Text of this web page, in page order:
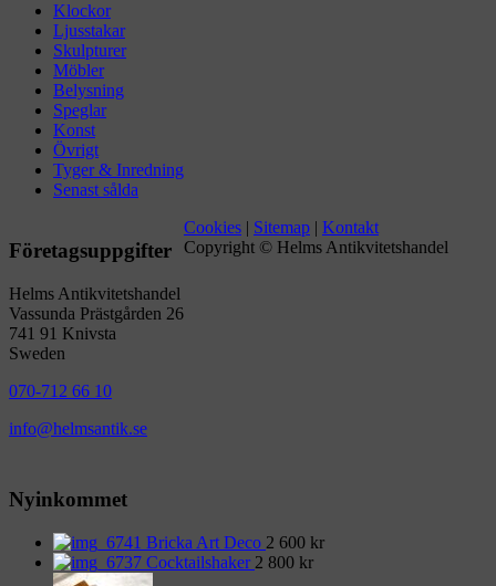
Klockor
Ljusstakar
Skulpturer
Möbler
Belysning
Speglar
Konst
Övrigt
Tyger & Inredning
Senast sålda
Företagsuppgifter
Helms Antikvitetshandel
Vassunda Prästgården 26
741 91 Knivsta
Sweden
070-712 66 10
info@helmsantik.se
Nyinkommet
Bricka Art Deco 2 600 kr
Cocktailshaker 2 800 kr
Cookies | Sitemap | Kontakt
Copyright © Helms Antikvitetshandel